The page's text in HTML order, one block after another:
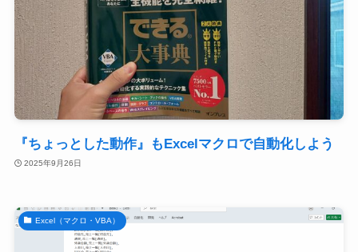
『ちょっとした動作』もExcelマクロで自動化しよう
2025年9月26日
Excel（マクロ・VBA）